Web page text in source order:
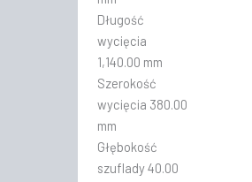
Długość
wycięcia
1,140.00 mm
Szerokość
wycięcia 380.00
mm
Głębokość
szuflady 40.00